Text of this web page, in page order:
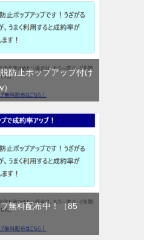
防止ポップアップ付け
無料配布中！（85